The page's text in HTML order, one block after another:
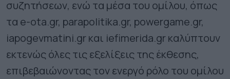
συζητήσεων, ενώ τα μέσα του ομίλου, όπως
τα e-ota.gr, parapolitika.gr, powergame.gr,
iapogevmatini.gr και iefimerida.gr καλύπτουν
εκτενώς όλες τις εξελίξεις της έκθεσης,
επιβεβαιώνοντας τον ενεργό ρόλο του ομίλου